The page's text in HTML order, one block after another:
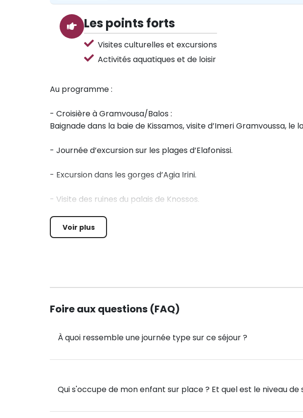
Les points forts
Visites culturelles et excursions
Activités aquatiques et de loisir
Au programme :
- Croisière à Gramvousa/Balos :
Baignade dans la baie de Kissamos, visite d’Imeri Gramvoussa, le
- Journée d’excursion sur les plages d’Elafonissi.
- Excursion dans les gorges d’Agia Irini.
- Visite des ruines du palais de Knossos.
- Visite de la Canée
- Journées activités : bowling…
Mais aussi… Baignades, balades, shopping et animations
seront au programme de ce fabuleux séjour !
Voir plus
Foire aux questions (FAQ)
À quoi ressemble une journée type sur ce séjour ?
Qui s'occupe de mon enfant sur place ? Et quel est le niveau de